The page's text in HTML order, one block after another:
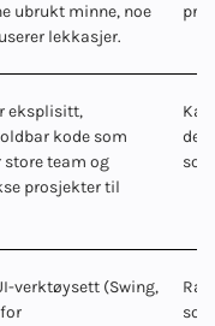
ubrukt minne, noe
lekkasjer.
eksplisitt,
kode som
team og
prosjekter til
det
verktøysett (Swing,